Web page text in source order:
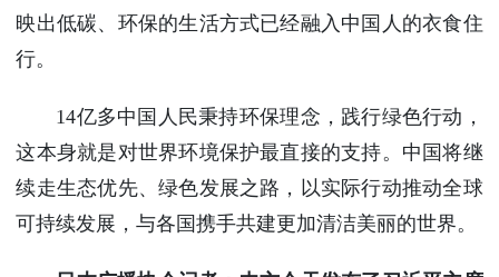
映出低碳、环保的生活方式已经融入中国人的衣食住
行。
14亿多中国人民秉持环保理念，践行绿色行动，
这本身就是对世界环境保护最直接的支持。中国将继
续走生态优先、绿色发展之路，以实际行动推动全球
可持续发展，与各国携手共建更加清洁美丽的世界。